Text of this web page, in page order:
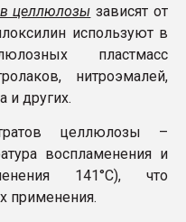
целлюлозы зависят от
используют в
пластмасс
нитроэмалей,
и других.
целлюлозы –
воспламенения и
141°С), что
применения.